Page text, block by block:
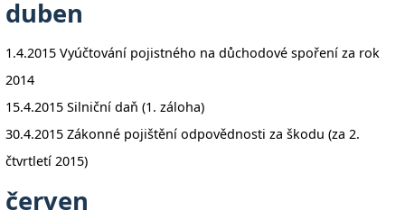
duben
1.4.2015 Vyúčtování pojistného na důchodové spoření za rok
2014
15.4.2015 Silniční daň (1. záloha)
30.4.2015 Zákonné pojištění odpovědnosti za škodu (za 2.
čtvrtletí 2015)
červen